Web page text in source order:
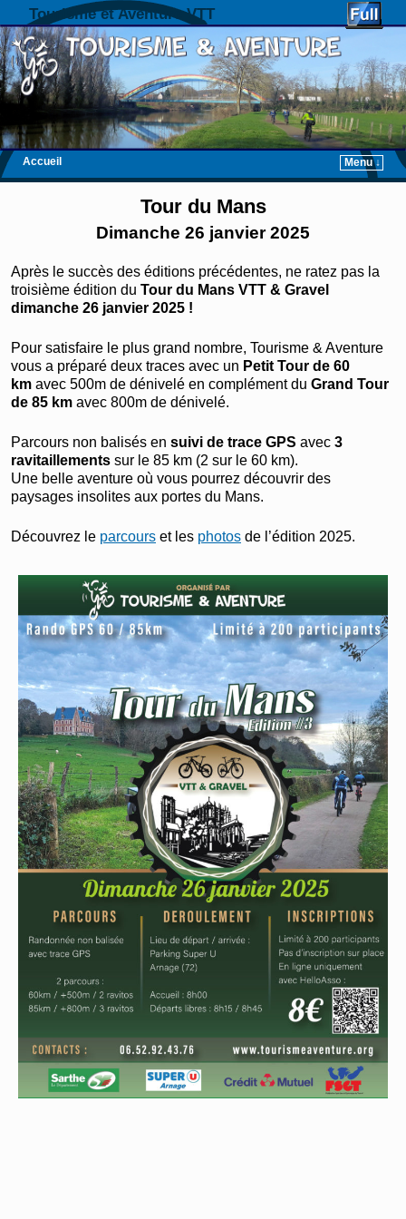
Tourisme et Aventure VTT
Accueil
Menu ↓
Skip to primary content
Aller au contenu secondaire
Tour du Mans
Dimanche 26 janvier 2025
Après le succès des éditions précédentes, ne ratez pas la
troisième édition du Tour du Mans VTT & Gravel
dimanche 26 janvier 2025 !
Pour satisfaire le plus grand nombre, Tourisme & Aventure
vous a préparé deux traces avec un Petit Tour de 60
km avec 500m de dénivelé en complément du Grand Tour
de 85 km avec 800m de dénivelé.
Parcours non balisés en suivi de trace GPS avec 3
ravitaillements sur le 85 km (2 sur le 60 km).
Une belle aventure où vous pourrez découvrir des
paysages insolites aux portes du Mans.
Découvrez le parcours et les photos de l’édition 2025.